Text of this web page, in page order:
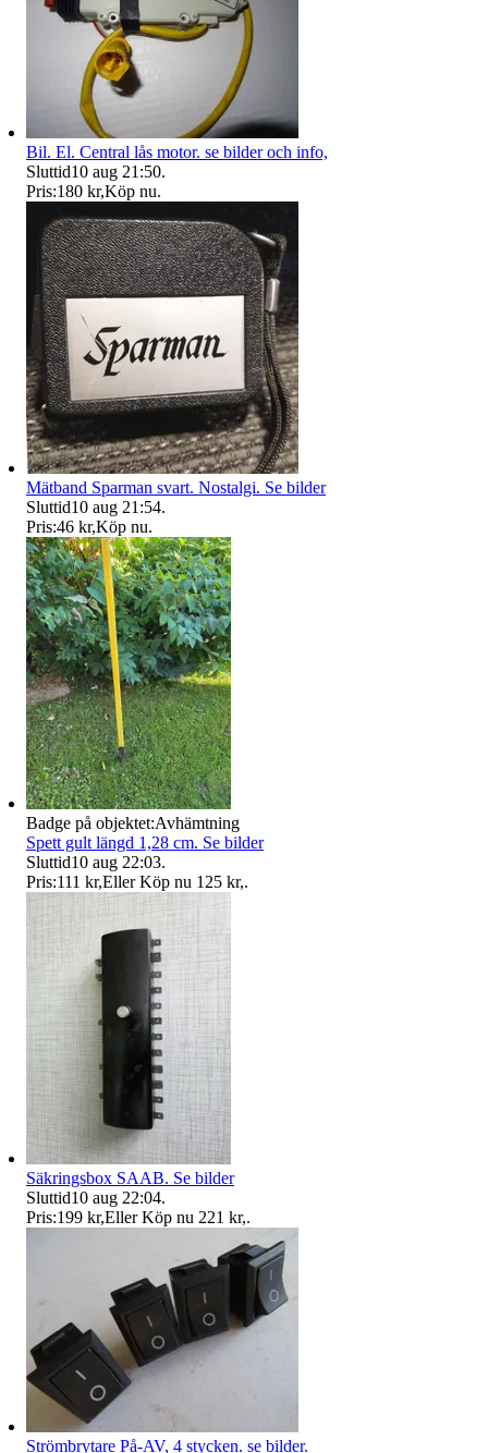
Bil. El. Central lås motor. se bilder och info,
Sluttid10 aug 21:50.
Pris:180 kr,Köp nu.
Mätband Sparman svart. Nostalgi. Se bilder
Sluttid10 aug 21:54.
Pris:46 kr,Köp nu.
Badge på objektet:Avhämtning
Spett gult längd 1,28 cm. Se bilder
Sluttid10 aug 22:03.
Pris:111 kr,Eller Köp nu 125 kr,.
Säkringsbox SAAB. Se bilder
Sluttid10 aug 22:04.
Pris:199 kr,Eller Köp nu 221 kr,.
Strömbrytare På-AV, 4 stycken. se bilder.